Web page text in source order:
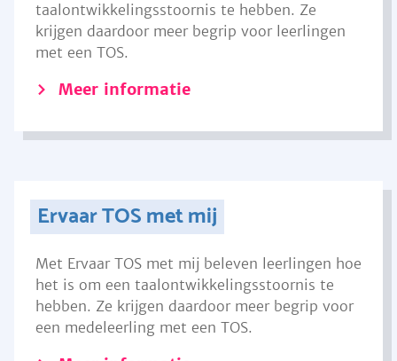
taalontwikkelingsstoornis te hebben. Ze
krijgen daardoor meer begrip voor leerlingen
met een TOS.
Meer informatie
Ervaar TOS met mij
Met Ervaar TOS met mij beleven leerlingen hoe
het is om een taalontwikkelingsstoornis te
hebben. Ze krijgen daardoor meer begrip voor
een medeleerling met een TOS.